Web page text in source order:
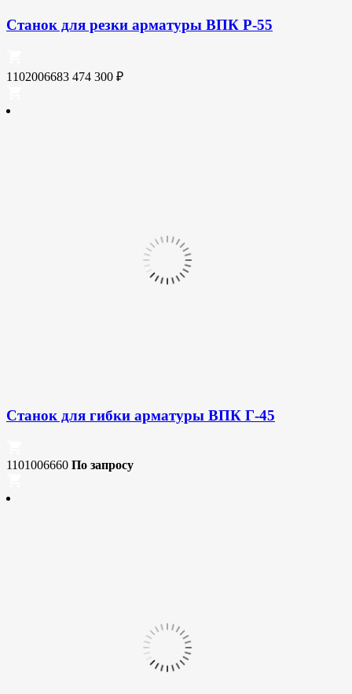
Станок для резки арматуры ВПК Р-55
1102006683 474 300 ₽
Станок для гибки арматуры ВПК Г-45
1101006660 По запросу